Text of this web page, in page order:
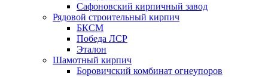
Сафоновский кирпичный завод
Рядовой строительный кирпич
БКСМ
Победа ЛСР
Эталон
Шамотный кирпич
Боровичский комбинат огнеупоров